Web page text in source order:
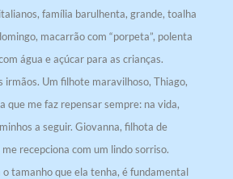
família barulhenta, grande, toalha
macarrão com “porpeta”, polenta
água e açúcar para as crianças.
irmãos. Um filhote maravilhoso, Thiago,
que me faz repensar sempre: na vida,
a seguir. Giovanna, filhota de
recepciona com um lindo sorriso.
tamanho que ela tenha, é fundamental